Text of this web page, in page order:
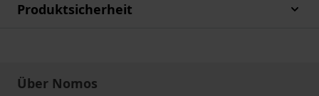
Produktsicherheit
Über Nomos